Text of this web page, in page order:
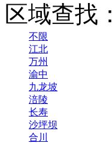
区域查找：
不限
江北
万州
渝中
九龙坡
涪陵
长寿
沙坪坝
合川